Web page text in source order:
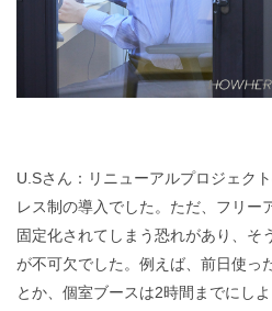
U.Sさん：リニューアルプロジェク
レス制の導入でした。ただ、フリー
固定化されてしまう恐れがあり、そ
が不可欠でした。例えば、前日使っ
とか、個室ブースは2時間までにし